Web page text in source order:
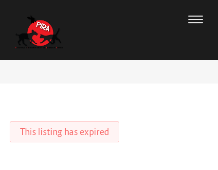
This listing has expired